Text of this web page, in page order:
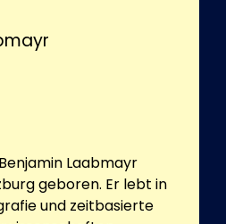
Laabmayr
geboren. Er lebt in
und zeitbasierte